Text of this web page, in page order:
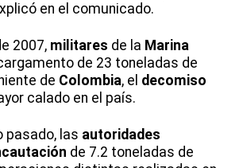
en el comunicado.
2007, militares de la Marina
de 23 toneladas de
de Colombia, el decomiso
calado en el país.
pasado, las autoridades
de 7.2 toneladas de